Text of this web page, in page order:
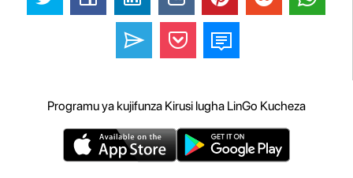
Programu ya kujifunza Kirusi lugha LinGo Kucheza